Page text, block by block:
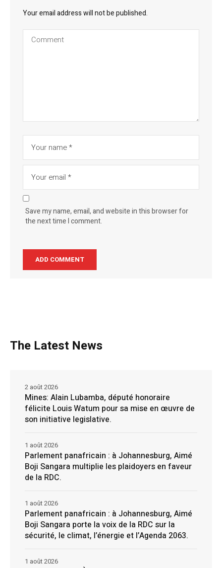
Your email address will not be published.
Save my name, email, and website in this browser for
the next time I comment.
The Latest News
Mines: Alain Lubamba, député honoraire
félicite Louis Watum pour sa mise en œuvre de
son initiative legislative.
2 août 2026
Parlement panafricain : à Johannesburg, Aimé
Boji Sangara multiplie les plaidoyers en faveur
de la RDC.
1 août 2026
Parlement panafricain : à Johannesburg, Aimé
Boji Sangara porte la voix de la RDC sur la
sécurité, le climat, l’énergie et l’Agenda 2063.
1 août 2026
1 août 2026